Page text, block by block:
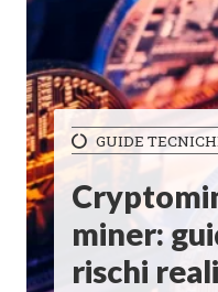
GUIDE
miner:
rischi reali